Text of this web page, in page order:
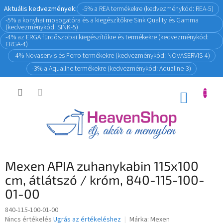
Ugrás
fő
tartalomhoz
Aktuális kedvezmények: -5% a REA termékekre (kedvezménykód: REA-5)
-5% a konyhai mosogatóra és a kiegészítőkre Sink Quality és Gamma
(kedvezménykód: SINK-5)
-4% az ERGA fürdőszobai kiegészítőkre és termékekre (kedvezménykód:
ERGA-4)
-4% Novaservis és Ferro termékekre (kedvezménykód: NOVASERVIS-4)
-3% a Aqualine termékekre (kedvezménykód: Aqualine-3)
KOSÁR
Mexen APIA zuhanykabin 115x100
cm, átlátszó / króm, 840-115-100-
01-00
840-115-100-01-00
A
Nincs értékelés Ugrás az értékeléshez Márka: Mexen